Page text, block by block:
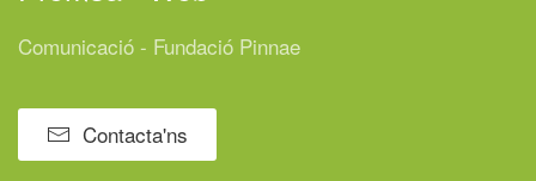
Comunicació - Fundació Pinnae
Contacta'ns